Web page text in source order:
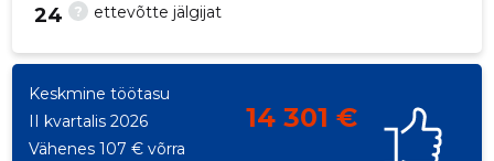
? ettevõtte jälgijat
24
Keskmine töötasu
II kvartalis 2026
14 301 €
Vähenes 107 € võrra